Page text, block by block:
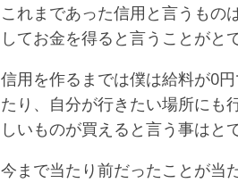
これまであった信用と言うもの
してお金を得ると言うことがと
信用を作るまでは僕は給料が0
たり、自分が行きたい場所にも
しいものが買えると言う事はと
今まで当たり前だったことが当